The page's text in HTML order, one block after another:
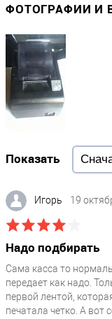
ФОТОГРАФИИ И
Показать
Игорь 19
Надо подбирать
Сама касса то
передает как надо.
первой лентой,
печатала четко. А вот